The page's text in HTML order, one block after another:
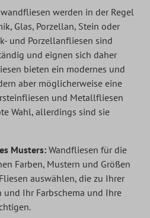
werden in der Regel
Glas, Porzellan, Stein oder
und Porzellanfliesen sind
und eignen sich daher
bieten ein modernes und
aber möglicherweise eine
und Metallfliesen
Wahl, allerdings sind sie
Musters: Wandfliesen für die
Farben, Mustern und Größen
auswählen, die zu Ihrer
Ihr Farbschema und Ihre